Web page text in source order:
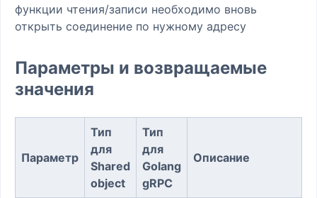
функции чтения/записи необходимо вновь
открыть соединение по нужному адресу
Параметры и возвращаемые
значения
Параметр
Тип
для
Shared
object
Тип
для
Golang
gRPC
Описание